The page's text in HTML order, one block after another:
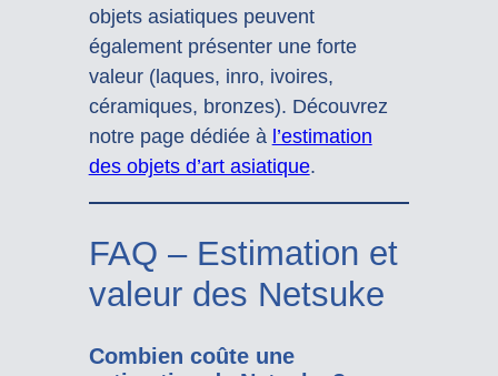
objets asiatiques peuvent
également présenter une forte
valeur (laques, inro, ivoires,
céramiques, bronzes). Découvrez
notre page dédiée à l’estimation
des objets d’art asiatique.
FAQ – Estimation et
valeur des Netsuke
Combien coûte une